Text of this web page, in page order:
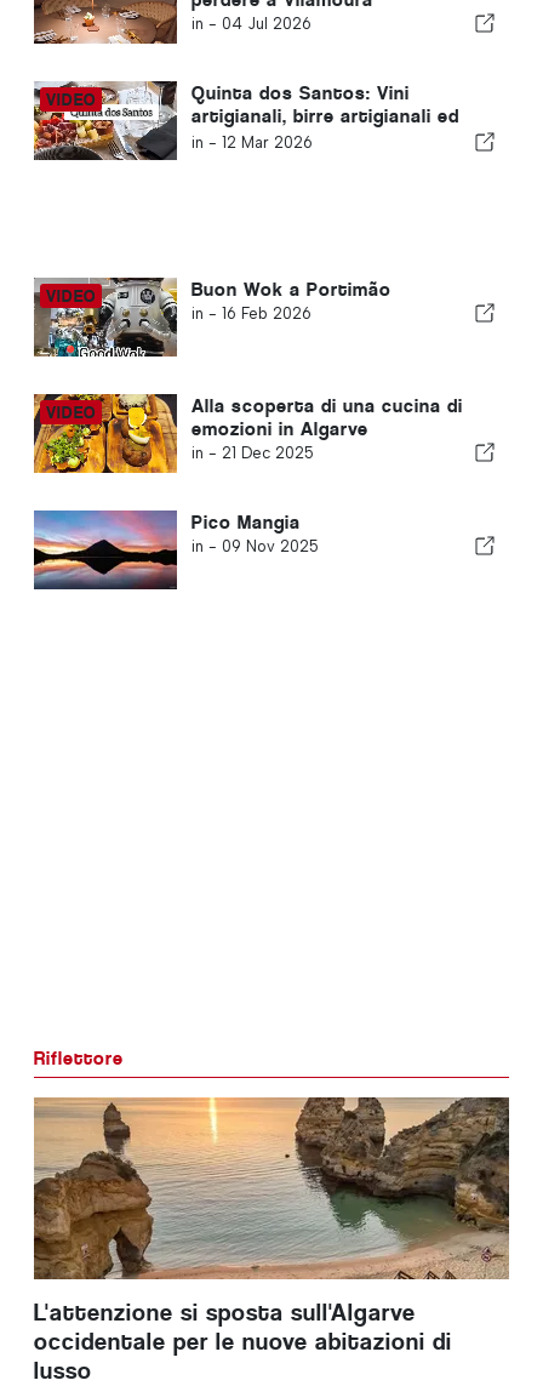
in - 04 Jul 2026
Quinta dos Santos: Vini
artigianali, birre artigianali ed
eccellenza gastronomica
in - 12 Mar 2026
Buon Wok a Portimão
in - 16 Feb 2026
Alla scoperta di una cucina di
emozioni in Algarve
in - 21 Dec 2025
Pico Mangia
in - 09 Nov 2025
Riflettore
L'attenzione si sposta sull'Algarve
occidentale per le nuove abitazioni di
lusso